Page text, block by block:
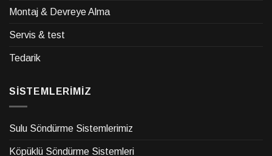
Montaj & Devreye Alma
Servis & test
Tedarik
SİSTEMLERİMİZ
Sulu Söndürme Sistemlerimiz
Köpüklü Söndürme Sistemleri